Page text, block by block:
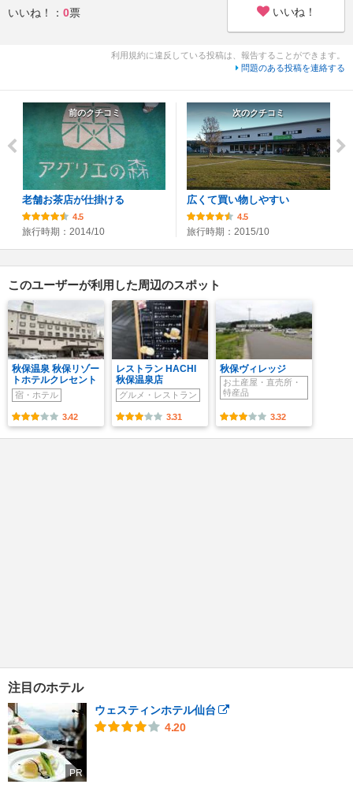
いいね！： 0票 いいね！
利用規約に違反している投稿は、報告することができます。
問題のある投稿を連絡する
前のクチコミ
老舗お茶店が仕掛ける
4.5
旅行時期：2014/10
次のクチコミ
広くて買い物しやすい
4.5
旅行時期：2015/10
このユーザーが利用した周辺のスポット
秋保温泉 秋保リゾー
トホテルクレセント
宿・ホテル
3.42
レストラン HACHI
秋保温泉店
グルメ・レストラン
3.31
秋保ヴィレッジ
お土産屋・直売所・
特産品
3.32
注目のホテル
PR
ウェスティンホテル仙台
4.20